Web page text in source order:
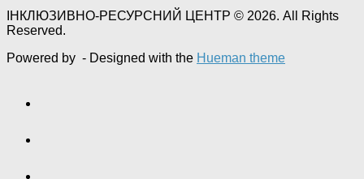
ІНКЛЮЗИВНО-РЕСУРСНИЙ ЦЕНТР © 2026. All Rights
Reserved.
Powered by - Designed with the Hueman theme